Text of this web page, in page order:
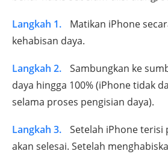
Langkah 1.
Matikan iPhone
kehabisan daya.
Langkah 2.
Sambungkan ke
daya hingga 100% (iPhone tidak
selama proses pengisian daya).
Langkah 3.
Setelah iPhone terisi
akan selesai. Setelah